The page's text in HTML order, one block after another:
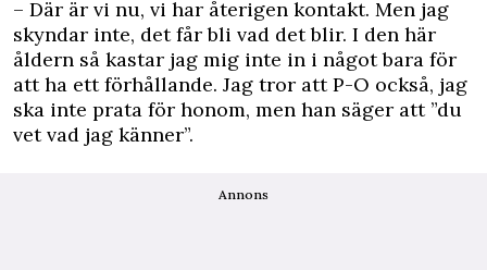
– Där är vi nu, vi har återigen kontakt. Men jag
skyndar inte, det får bli vad det blir. I den här
åldern så kastar jag mig inte in i något bara för
att ha ett förhållande. Jag tror att P-O också, jag
ska inte prata för honom, men han säger att ”du
vet vad jag känner”.
Annons